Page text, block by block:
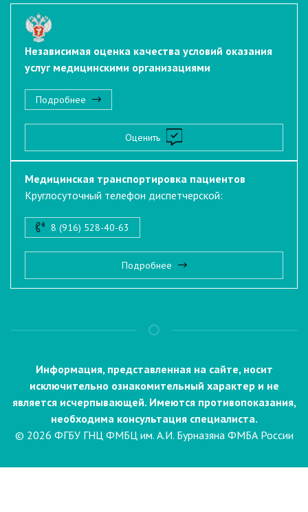
Независимая оценка качества условий оказания
услуг медицинскими организациями
Подробнее
Оценить
Медицинская транспортировка пациентов
Круглосуточный телефон диспетчерской:
8 (916) 528-40-63
Подробнее
Информация, представленная на сайте, носит
исключительно ознакомительный характер и не
является исчерпывающей. Имеются противопоказания,
необходима консультация специалиста.
© 2026 ФГБУ ГНЦ ФМБЦ им. А.И. Бурназяна ФМБА России